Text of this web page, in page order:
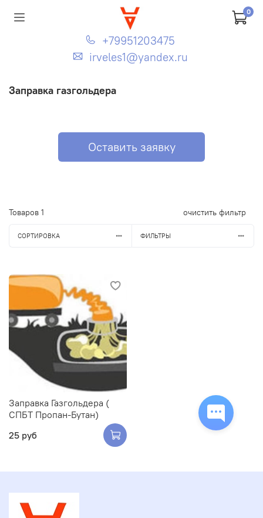
0
+79951203475
irveles1@yandex.ru
Заправка газгольдера
Оставить заявку
Товаров 1 очистить фильтр
СОРТИРОВКА ФИЛЬТРЫ
Заправка Газгольдера (
СПБТ Пропан-Бутан)
25 руб